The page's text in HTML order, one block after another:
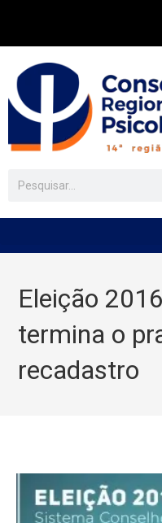
Eleição
termina o
recadastro